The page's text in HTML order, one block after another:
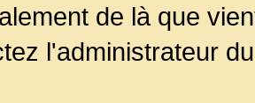
de là que
l'administrateur